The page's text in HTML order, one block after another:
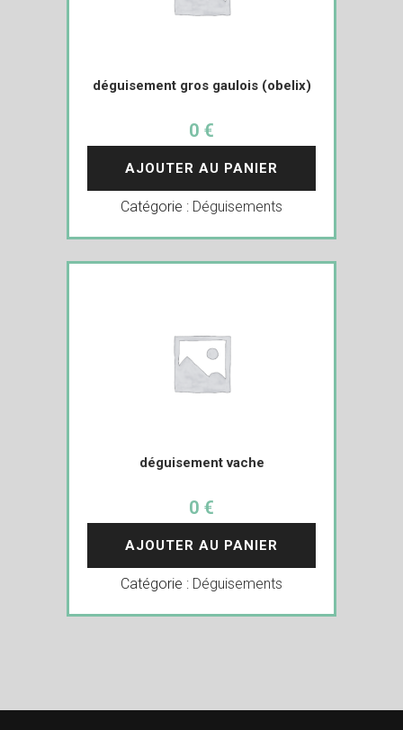
déguisement gros gaulois (obelix)
0 €
AJOUTER AU PANIER
Catégorie : Déguisements
déguisement vache
0 €
AJOUTER AU PANIER
Catégorie : Déguisements